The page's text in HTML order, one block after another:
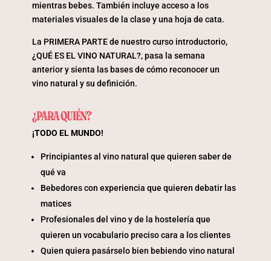
mientras bebes. También incluye acceso a los
materiales visuales de la clase y una hoja de cata.
La PRIMERA PARTE de nuestro curso introductorio,
¿QUÉ ES EL VINO NATURAL?, pasa la semana
anterior y sienta las bases de cómo reconocer un
vino natural y su definición.
¿PARA QUIÉN?
¡TODO EL MUNDO!
Principiantes al vino natural que quieren saber de
qué va
Bebedores con experiencia que quieren debatir las
matices
Profesionales del vino y de la hostelería que
quieren un vocabulario preciso cara a los clientes
Quien quiera pasárselo bien bebiendo vino natural